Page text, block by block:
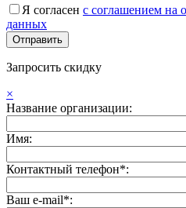
Я согласен с соглашением на
данных
Запросить скидку
×
Название организации:
Имя:
Контактный телефон*:
Ваш e-mail*: